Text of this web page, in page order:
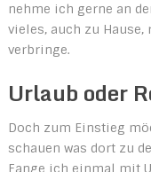
nehme ich gerne an
vieles, auch zu
verbringe.
Urlaub oder
Doch zum Einstieg
schauen was dort zu
Fange ich einmal mit